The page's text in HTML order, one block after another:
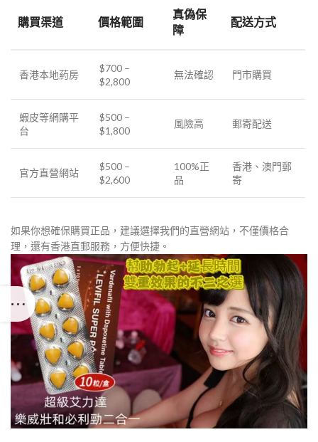
購買渠道 價格範圍
真偽保
障
配送方式
香港本地葯房
$700 –
$2,800
無法確認 門市購買
蝦皮等網購平
台
$500 –
$1,800
風險高 郵寄配送
官方直營網站
$500 –
$2,600
100%正
品
香港、澳門郵
寄
如果你想確保購買正品，建議選擇我們的直營網站，不僅價格合
理，還有香港直郵服務，方便快捷。